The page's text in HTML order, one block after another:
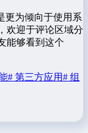
更为倾向于使用系
欢迎于评论区域分
能够看到这个
# 第三方应用# 组